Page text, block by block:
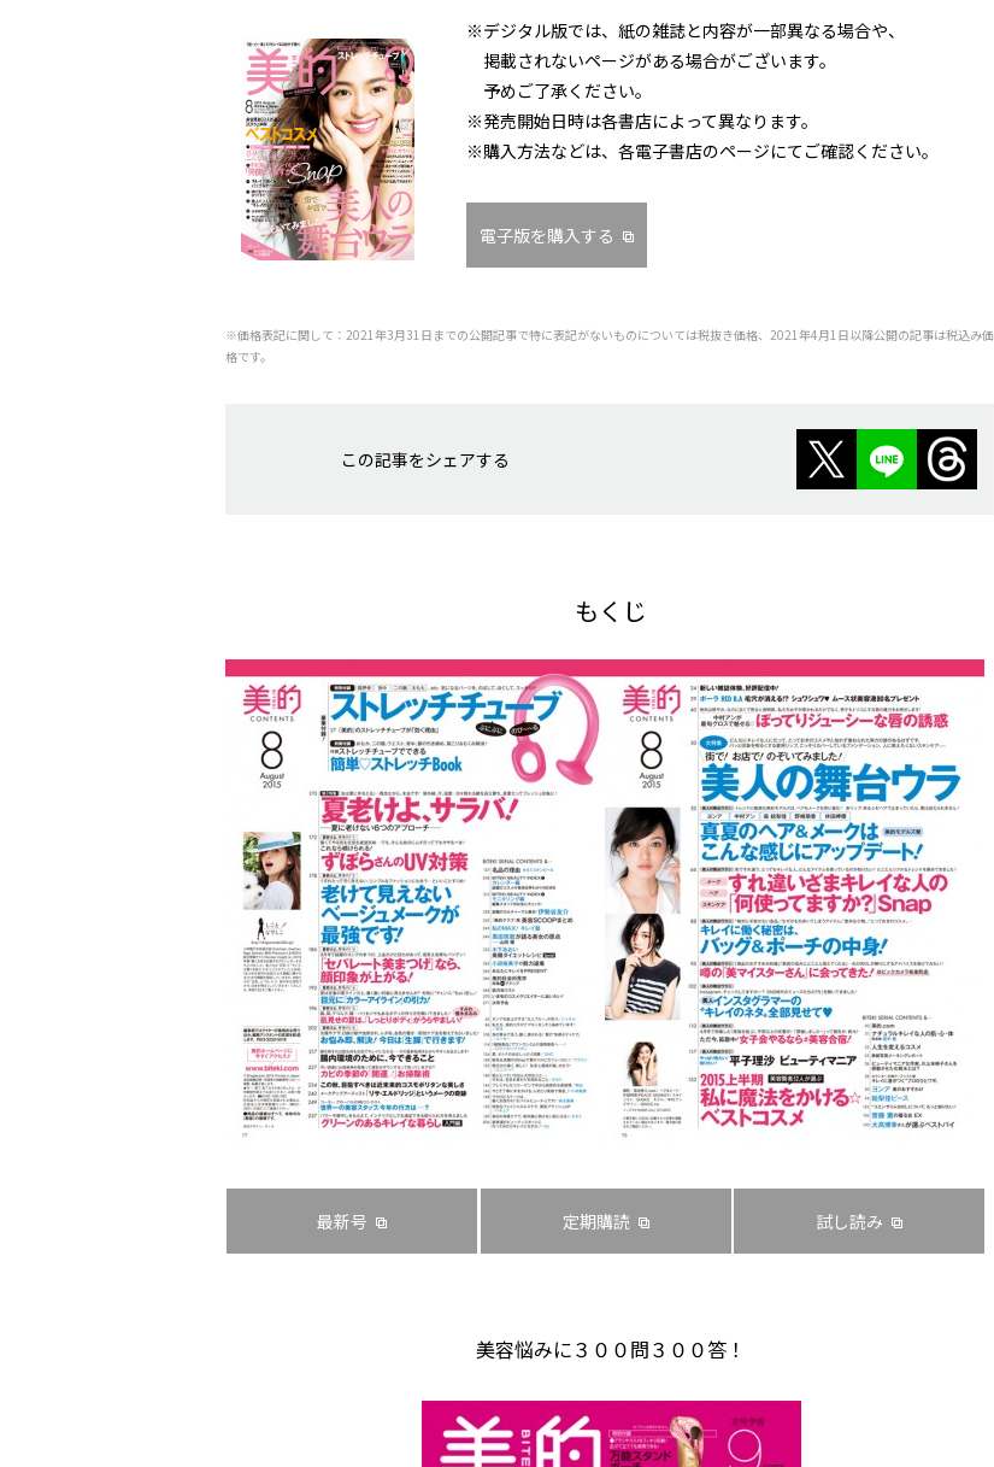
※デジタル版では、紙の雑誌と内容が一部異なる場合や、
掲載されないページがある場合がございます。
予めご了承ください。
※発売開始日時は各書店によって異なります。
※購入方法などは、各電子書店のページにてご確認ください。
電子版を購入する
※価格表記に関して：2021年3月31日までの公開記事で特に表記がないものについては税抜き価格、2021年4月1日以降公開の記事は税込み価
格です。
この記事をシェアする
もくじ
最新号 定期購読 試し読み
美容悩みに３００問３００答！